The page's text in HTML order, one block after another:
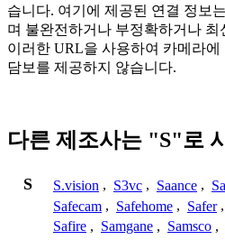
습니다. 여기에 제공된 연결 정보
며 불완전하거나 부정확하거나
이러한 URL을 사용하여 카메라
담보를 제공하지 않습니다.
다른 제조사는 "S"로
S S.vision , S3vc , Saance ,
Safecam , Safehome , Safer ,
Safire , Samgane , Samsco ,